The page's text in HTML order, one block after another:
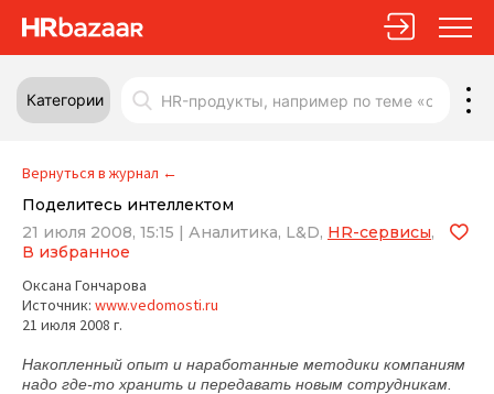
Категории
Вернуться в журнал ←
Поделитесь интеллектом
21 июля 2008, 15:15 | Аналитика, L&D, HR-сервисы,
В избранное
Оксана Гончарова
Источник: www.vedomosti.ru
21 июля 2008 г.
Накопленный опыт и наработанные методики компаниям
надо где-то хранить и передавать новым сотрудникам.